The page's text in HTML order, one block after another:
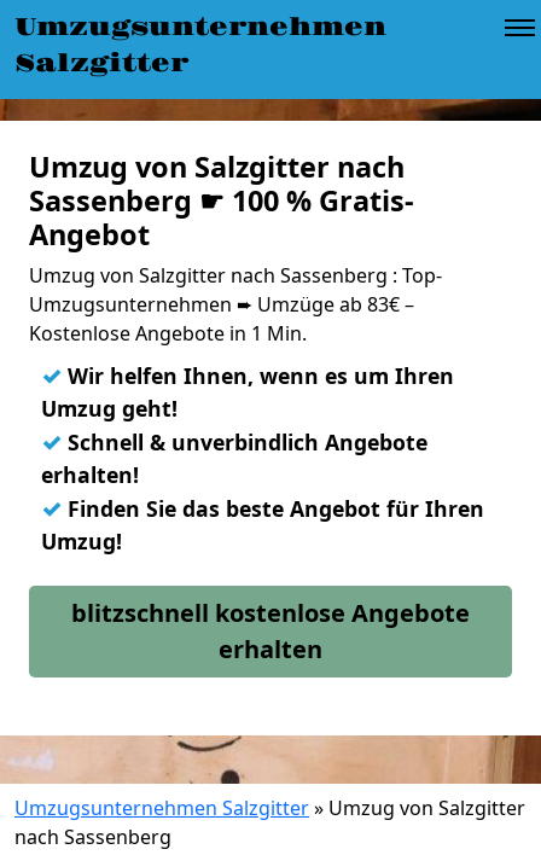
Umzugsunternehmen
Salzgitter
Umzug von Salzgitter nach
Sassenberg ☛ 100 % Gratis-
Angebot
Umzug von Salzgitter nach Sassenberg : Top-
Umzugsunternehmen ➨ Umzüge ab 83€ –
Kostenlose Angebote in 1 Min.
✓ Wir helfen Ihnen, wenn es um Ihren
Umzug geht!
✓ Schnell & unverbindlich Angebote
erhalten!
✓ Finden Sie das beste Angebot für Ihren
Umzug!
blitzschnell kostenlose Angebote
erhalten
Umzugsunternehmen Salzgitter» Umzug von Salzgitter
nach Sassenberg